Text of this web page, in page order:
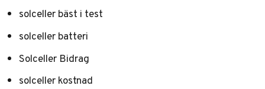
solceller bäst i test
solceller batteri
Solceller Bidrag
solceller kostnad